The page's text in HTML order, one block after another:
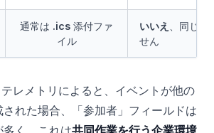
通常は .ics 添付ファ
イル
いいえ
、同じ
せん
レメトリによると、イベントが他の
れた場合、「参加者」フィールドは
く、これは共同作業を行う企業環境